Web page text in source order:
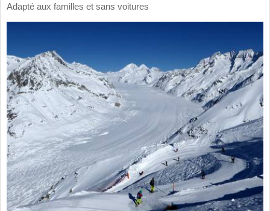
Adapté aux familles et sans voitures